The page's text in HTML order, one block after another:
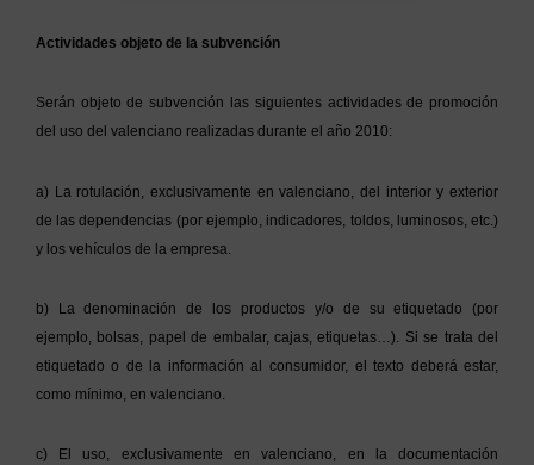
Actividades objeto de la subvención
Serán objeto de subvención las siguientes actividades de promoción
del uso del valenciano realizadas durante el año 2010:
a) La rotulación, exclusivamente en valenciano, del interior y exterior
de las dependencias (por ejemplo, indicadores, toldos, luminosos, etc.)
y los vehículos de la empresa.
b) La denominación de los productos y/o de su etiquetado (por
ejemplo, bolsas, papel de embalar, cajas, etiquetas…). Si se trata del
etiquetado o de la información al consumidor, el texto deberá estar,
como mínimo, en valenciano.
c) El uso, exclusivamente en valenciano, en la documentación